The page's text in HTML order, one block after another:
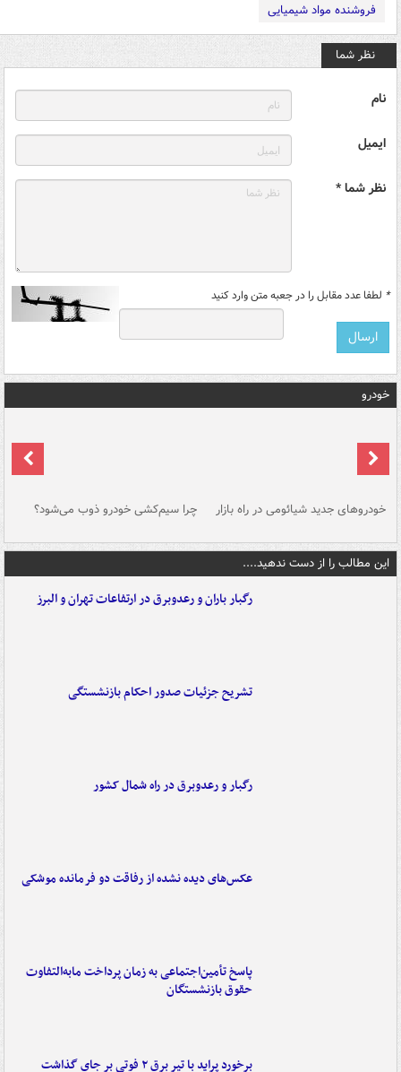
فروشنده مواد شیمیایی
نظر شما
نام
ایمیل
نظر شما *
* لطفا عدد مقابل را در جعبه متن وارد کنید
خودرو
خودروهای جدید شیائومی در راه بازار چرا سیم‌کشی خودرو ذوب می‌شود؟
این مطالب را از دست ندهید....
رگبار باران و رعدوبرق در ارتفاعات تهران و البرز
تشریح جزئیات صدور احکام بازنشستگی
رگبار و رعدوبرق در راه شمال کشور
عکس‌های دیده نشده از رفاقت دو فرمانده‌ موشکی
پاسخ تأمین‌اجتماعی به زمان پرداخت مابه‌التفاوت
حقوق بازنشستگان
برخورد پراید با تیر برق ۲ فوتی بر جای گذاشت